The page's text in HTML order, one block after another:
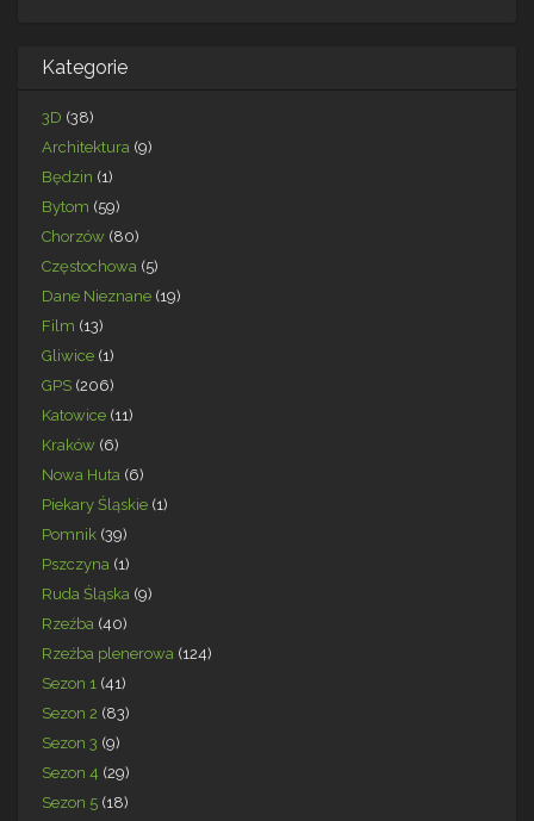
Kategorie
3D (38)
Architektura (9)
Będzin (1)
Bytom (59)
Chorzów (80)
Częstochowa (5)
Dane Nieznane (19)
Film (13)
Gliwice (1)
GPS (206)
Katowice (11)
Kraków (6)
Nowa Huta (6)
Piekary Śląskie (1)
Pomnik (39)
Pszczyna (1)
Ruda Śląska (9)
Rzeźba (40)
Rzeźba plenerowa (124)
Sezon 1 (41)
Sezon 2 (83)
Sezon 3 (9)
Sezon 4 (29)
Sezon 5 (18)